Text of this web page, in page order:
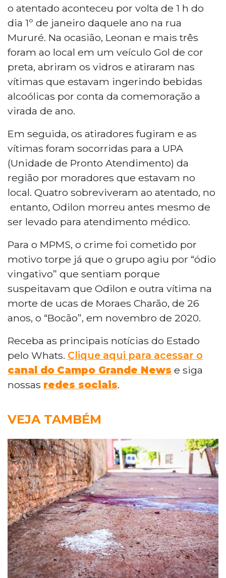
o atentado aconteceu por volta de 1 h do
dia 1º de janeiro daquele ano na rua
Mururé. Na ocasião, Leonan e mais três
foram ao local em um veículo Gol de cor
preta, abriram os vidros e atiraram nas
vítimas que estavam ingerindo bebidas
alcoólicas por conta da comemoração a
virada de ano.
Em seguida, os atiradores fugiram e as
vítimas foram socorridas para a UPA
(Unidade de Pronto Atendimento) da
região por moradores que estavam no
local. Quatro sobreviveram ao atentado, no
entanto, Odilon morreu antes mesmo de
ser levado para atendimento médico.
Para o MPMS, o crime foi cometido por
motivo torpe já que o grupo agiu por “ódio
vingativo” que sentiam porque
suspeitavam que Odilon e outra vítima na
morte de ucas de Moraes Charão, de 26
anos, o “Bocão”, em novembro de 2020.
Receba as principais notícias do Estado
pelo Whats. Clique aqui para acessar o
canal do Campo Grande News e siga
nossas redes sociais.
VEJA TAMBÉM